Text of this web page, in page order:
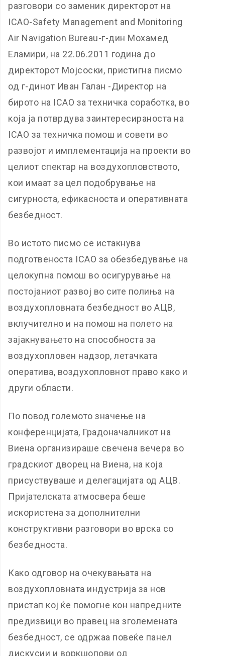
разговори со заменик директорот на
ICAO-Safety Management and Monitoring
Air Navigation Bureau-г-дин Мохамед
Еламири, на 22.06.2011 година до
директорот Мојсоски, пристигна писмо
од г-динот Иван Галан -Директор на
бирото на ICAO за техничка соработка, во
која ја потврдува заинтересираноста на
ICAO за техничка помош и совети во
развојот и имплементација на проекти во
целиот спектар на воздухопловството,
кои имаат за цел подобрување на
сигурноста, ефикасноста и оперативната
безбедност.
Во истото писмо се истакнува
подготвеноста ICAO за обезбедување на
целокупна помош во осигурување на
постојаниот развој во сите полиња на
воздухопловната безбедност во АЦВ,
вклучително и на помош на полето на
зајакнувањето на способноста за
воздухопловен надзор, летачката
оператива, воздухопловнот право како и
други области.
По повод големото значење на
конференцијата, Градоначалникот на
Виена организираше свечена вечера во
градскиот дворец на Виена, на која
присуствуваше и делегацијата од АЦВ.
Пријателската атмосвера беше
искористена за дополнителни
конструктивни разговори во врска со
безбедноста.
Како одговор на очекувањата на
воздухопловната индустрија за нов
пристап кој ќе помогне кон напредните
предизвици во правец на зголемената
безбедност, се одржаа повеќе панел
дискусии и воркшопови од